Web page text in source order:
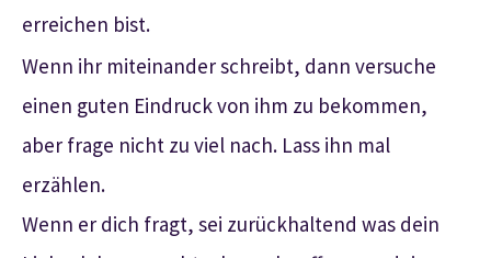
erreichen bist.
Wenn ihr miteinander schreibt, dann versuche
einen guten Eindruck von ihm zu bekommen,
aber frage nicht zu viel nach. Lass ihn mal
erzählen.
Wenn er dich fragt, sei zurückhaltend was dein